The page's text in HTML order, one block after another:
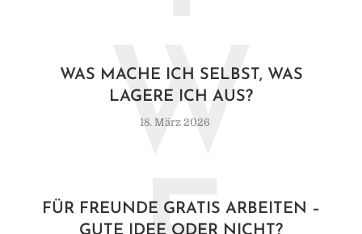
WAS MACHE ICH SELBST, WAS
LAGERE ICH AUS?
18. März 2026
W
FÜR FREUNDE GRATIS ARBEITEN –
GUTE IDEE ODER NICHT?